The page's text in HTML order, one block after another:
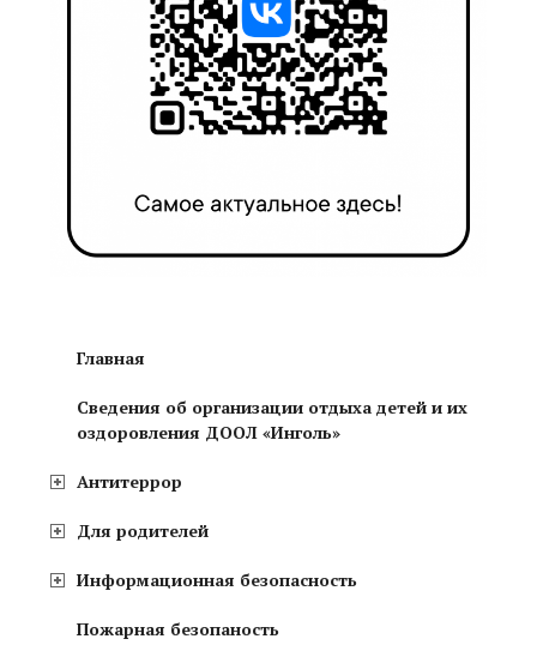
Главная
Сведения об организации отдыха детей и их
оздоровления ДООЛ «Инголь»
Антитеррор
Для родителей
Информационная безопасность
Пожарная безопаность